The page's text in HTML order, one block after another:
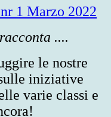
1 Marzo 2022
....
le nostre
iniziative
varie classi e